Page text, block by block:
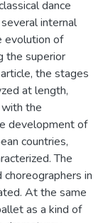
dance
internal
evolution of
the superior
the stages
at length,
the
development of
countries,
The
in
At the same
as a kind of